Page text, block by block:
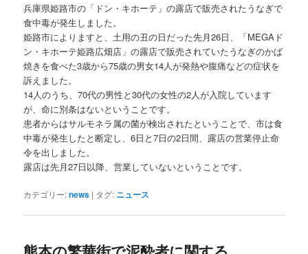
兵庫県姫路市の「ドン・キホーテ」の露店で販売されたうなぎで
食中毒が発生しました。
姫路市によりますと、土用の丑の日だった先月26日、「MEGAド
ン・キホーテ姫路広畑店」の露店で販売されていたうなぎのかば
焼きを食べた3歳から75歳の男女14人が発熱や腹痛などの症状を
訴えました。
14人のうち、70代の男性と30代の女性の2人が入院しています
が、命に別条はないということです。
患者からはサルモネラ属の菌が検出されたということで、市は食
中毒が発生したと断定し、6日と7日の2日間、露店の営業停止命
令を出しました。
露店は先月27日以降、営業していないということです。
カテゴリー:news | タグ: ニュース